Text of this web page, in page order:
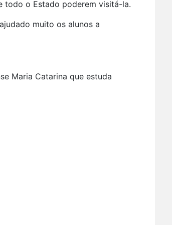
todo o Estado poderem visitá-la.
muito os alunos a
Maria Catarina que estuda